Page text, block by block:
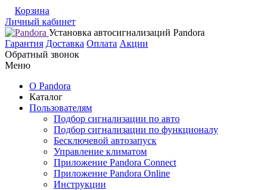
Корзина
Личный кабинет
Установка автосигнализаций Pandora
Гарантия Доставка Оплата Акции
Обратный звонок
Меню
О Pandora
Каталог
Пользователям
Подбор сигнализации по авто
Подбор сигнализации по функционалу
Бесключевой автозапуск
Управление климатом
Приложение Pandora Connect
Приложение Pandora Online
Инструкции